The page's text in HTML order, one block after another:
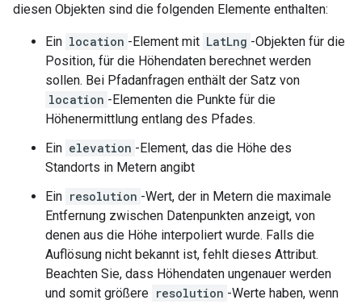
diesen Objekten sind die folgenden Elemente enthalten:
Ein location -Element mit LatLng -Objekten für die
Position, für die Höhendaten berechnet werden
sollen. Bei Pfadanfragen enthält der Satz von
location -Elementen die Punkte für die
Höhenermittlung entlang des Pfades.
Ein elevation -Element, das die Höhe des
Standorts in Metern angibt
Ein resolution -Wert, der in Metern die maximale
Entfernung zwischen Datenpunkten anzeigt, von
denen aus die Höhe interpoliert wurde. Falls die
Auflösung nicht bekannt ist, fehlt dieses Attribut.
Beachten Sie, dass Höhendaten ungenauer werden
und somit größere resolution -Werte haben, wenn